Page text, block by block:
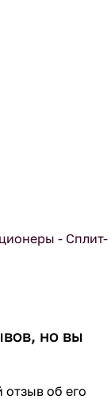
- Сплит-
но вы
отзыв об его